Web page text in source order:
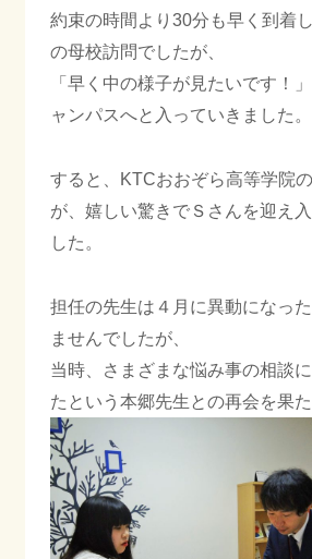
会社情報
採用情報
022-347-
ご相談・お問
約束の時間より30分も早く到着
の母校訪問でしたが、
「早く中の様子が見たいです！
ャンパスへと入っていきました。
すると、KTCおおぞら高等学院
が、嬉しい驚きでＳさんを迎え
した。
担任の先生は４月に異動になっ
ませんでしたが、
当時、さまざまな悩み事の相談
たという本郷先生との再会を果た